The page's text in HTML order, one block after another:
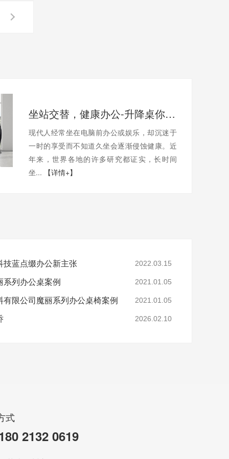
坐站交替，健康办公-升降桌你值得拥有
现代人经常坐在电脑前办公或娱乐，却沉迷于
一时的享受而不知道久坐会逐渐侵蚀健康。近
年来，世界各地的许多研究都证实，长时间
坐...
【详情+】
蓝点缀办公新主张 2022.03.15
列办公桌案例 2021.01.05
限公司魔丽系列办公桌椅案例 2021.01.05
2026.02.10
式
2132 0619